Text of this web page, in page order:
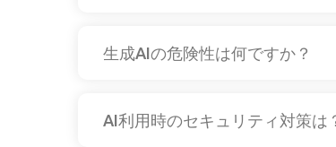
生成AIの危険性は何ですか？
AI利用時のセキュリティ対策は